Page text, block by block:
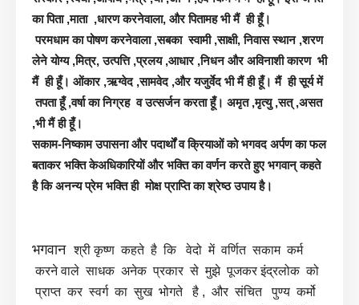
का पिता ,माता ,धारण करनेवाला, और पितामह भी मैं ही हूँ।
परमधाम का पोषण करनेवाला ,सबका स्वामी ,साक्षी, निवास स्थान ,शरण
लेने योग्य ,मित्र, उत्पत्ति ,प्रलय ,आधार ,निधन और अविनाशी कारण भी
मैं ही हूँ। ओंकार ,ऋग्वेद ,सामवेद ,और यजुर्वेद भी मैं ही हूँ। मैं ही सूर्य में
तपता हूँ ,वर्षा का निग्रह व उत्सर्जन करता हूँ। अमृत ,मृत्यु ,सत् ,असत
,भी मैं ही हूँ।
सकाम-निष्काम उपासना और पदार्थों व क्रियाओं को भगवद अर्पण का फल
बताकर भक्ति केअधिकारियों और भक्ति का वर्णन करते हुए भगवान् कहते
है कि अनन्य प्रेम भक्ति ही मोक्ष प्राप्ति का श्रेष्ठ उपाय है।
भगवान श्रीकृष्ण कहते है कि वेदो में वर्णित सकाम कर्म
करने वाले साधक अनेक प्रकार से मुझे पूजकर इंद्रलोक को
प्राप्त कर स्वर्ग का सुख भोगते है , और संचित पुण्य कर्मो